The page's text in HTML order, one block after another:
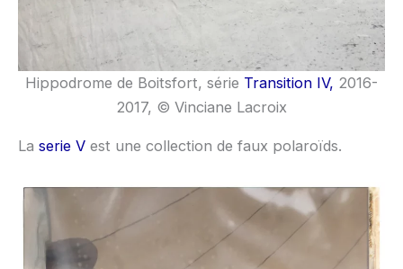
Hippodrome de Boitsfort, série Transition IV, 2016-
2017, © Vinciane Lacroix
La serie V est une collection de faux polaroïds.